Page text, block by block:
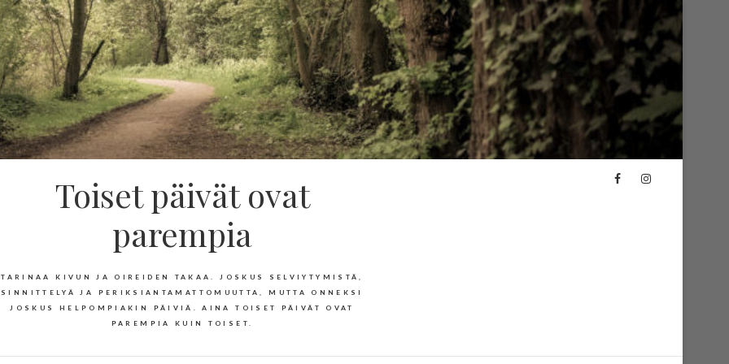
Toiset päivät ovat
parempia
TARINAA KIVUN JA OIREIDEN TAKAA. JOSKUS SELVIYTYMISTÄ,
SINNITTELYÄ JA PERIKSIANTAMATTOMUUTTA, MUTTA ONNEKSI
JOSKUS HELPOMPIAKIN PÄIVIÄ. AINA TOISET PÄIVÄT OVAT
PAREMPIA KUIN TOISET.